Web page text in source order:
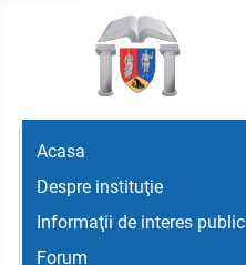
Acasa
Despre instituţie
Informaţii de interes public
Forum